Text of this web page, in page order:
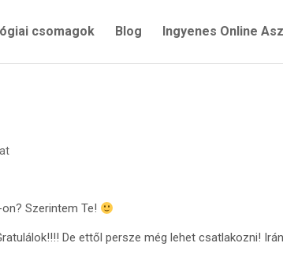
csomagok Blog Ingyenes Online
Szerintem Te!
De ettől persze még lehet csatlakozni!